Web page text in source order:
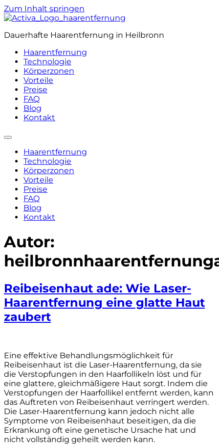
Zum Inhalt springen
Dauerhafte Haarentfernung in Heilbronn
Haarentfernung
Technologie
Körperzonen
Vorteile
Preise
FAQ
Blog
Kontakt
Haarentfernung
Technologie
Körperzonen
Vorteile
Preise
FAQ
Blog
Kontakt
Autor:
Reibeisenhaut ade: Wie Laser-
Haarentfernung eine glatte Haut
zaubert
Eine effektive Behandlungsmöglichkeit für
Reibeisenhaut ist die Laser-Haarentfernung, da sie
die Verstopfungen in den Haarfollikeln löst und für
eine glattere, gleichmäßigere Haut sorgt. Indem die
Verstopfungen der Haarfollikel entfernt werden, kann
das Auftreten von Reibeisenhaut verringert werden.
Die Laser-Haarentfernung kann jedoch nicht alle
Symptome von Reibeisenhaut beseitigen, da die
Erkrankung oft eine genetische Ursache hat und
nicht vollständig geheilt werden kann.